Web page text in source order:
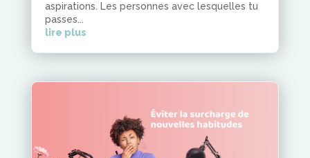
aspirations. Les personnes avec lesquelles tu
passes...
lire plus